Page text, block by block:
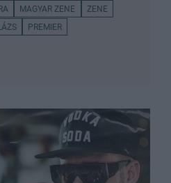
MAGYAR ZENE
ZENE
PREMIER